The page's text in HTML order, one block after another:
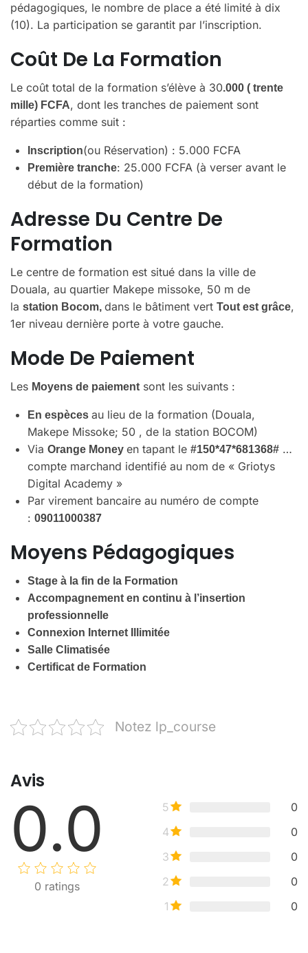
pédagogiques, le nombre de place a été limité à dix
(10). La participation se garantit par l’inscription.
Coût De La Formation
Le coût total de la formation s’élève à 30.000 ( trente
mille) FCFA, dont les tranches de paiement sont
réparties comme suit :
Inscription(ou Réservation) : 5.000 FCFA
Première tranche: 25.000 FCFA (à verser avant le
début de la formation)
Adresse Du Centre De
Formation
Le centre de formation est situé dans la ville de
Douala, au quartier Makepe missoke, 50 m de
la station Bocom, dans le bâtiment vert Tout est grâce,
1er niveau dernière porte à votre gauche.
Mode De Paiement
Les Moyens de paiement sont les suivants :
En espèces au lieu de la formation (Douala,
Makepe Missoke; 50 , de la station BOCOM)
Via Orange Money en tapant le #150*47*681368# …
compte marchand identifié au nom de « Griotys
Digital Academy »
Par virement bancaire au numéro de compte
: 09011000387
Moyens Pédagogiques
Stage à la fin de la Formation
Accompagnement en continu à l’insertion
professionnelle
Connexion Internet Illimitée
Salle Climatisée
Certificat de Formation
Notez lp_course
Avis
0.0
0 ratings
5
0
4
0
3
0
2
0
1
0